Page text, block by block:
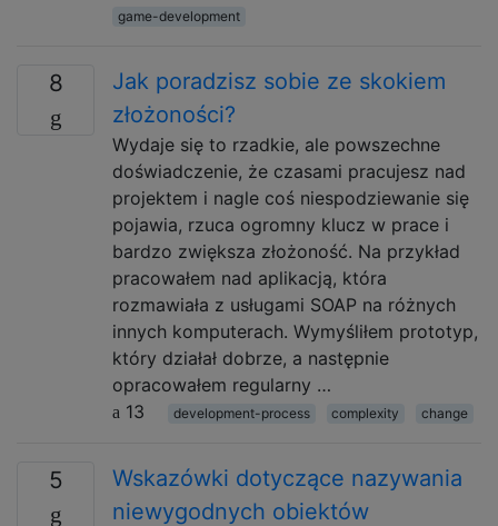
game-development
8
Jak poradzisz sobie ze skokiem
złożoności?
Wydaje się to rzadkie, ale powszechne
doświadczenie, że czasami pracujesz nad
projektem i nagle coś niespodziewanie się
pojawia, rzuca ogromny klucz w prace i
bardzo zwiększa złożoność. Na przykład
pracowałem nad aplikacją, która
rozmawiała z usługami SOAP na różnych
innych komputerach. Wymyśliłem prototyp,
który działał dobrze, a następnie
opracowałem regularny …
13
development-process complexity change
5
Wskazówki dotyczące nazywania
niewygodnych obiektów